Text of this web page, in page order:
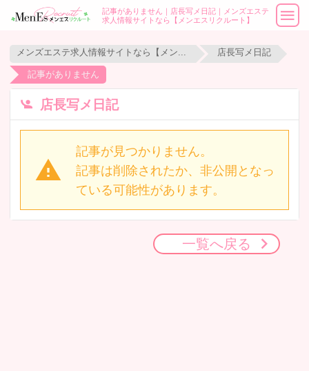
記事がありません｜店長写メ日記｜メンズエステ
求人情報サイトなら【メンエスリクルート】
店長写メ日記
記事がありません
店長写メ日記
記事が見つかりません。
記事は削除されたか、非公開となっ
ている可能性があります。
一覧へ戻る